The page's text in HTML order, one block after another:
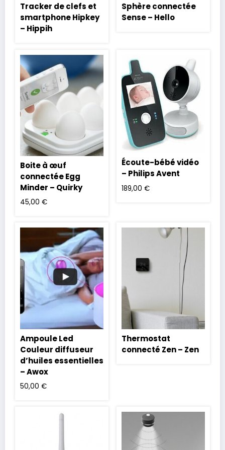
Tracker de clefs et
smartphone Hipkey
– Hippih
Sphère connectée
Sense – Hello
Boite à œuf
connectée Egg
Minder – Quirky
45,00 €
Écoute-bébé vidéo
– Philips Avent
189,00 €
Ampoule Led
Couleur diffuseur
d’huiles essentielles
– Awox
50,00 €
Thermostat
connecté Zen – Zen